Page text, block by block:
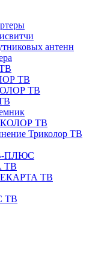
антенн
ТВ
ТВ
ТВ
Триколор ТВ
ПЛЮС
ТВ
ТВ
ТВ